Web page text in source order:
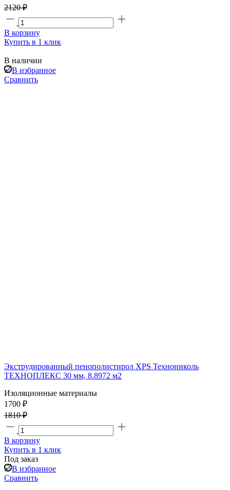
2120 ₽
В корзину
Купить в 1 клик
В наличии
В избранное
Сравнить
Экструдированный пенополистирол XPS Технониколь
ТЕХНОПЛЕКС 30 мм, 8.8972 м2
Изоляционные материалы
1700 ₽
1810 ₽
В корзину
Купить в 1 клик
Под заказ
В избранное
Сравнить